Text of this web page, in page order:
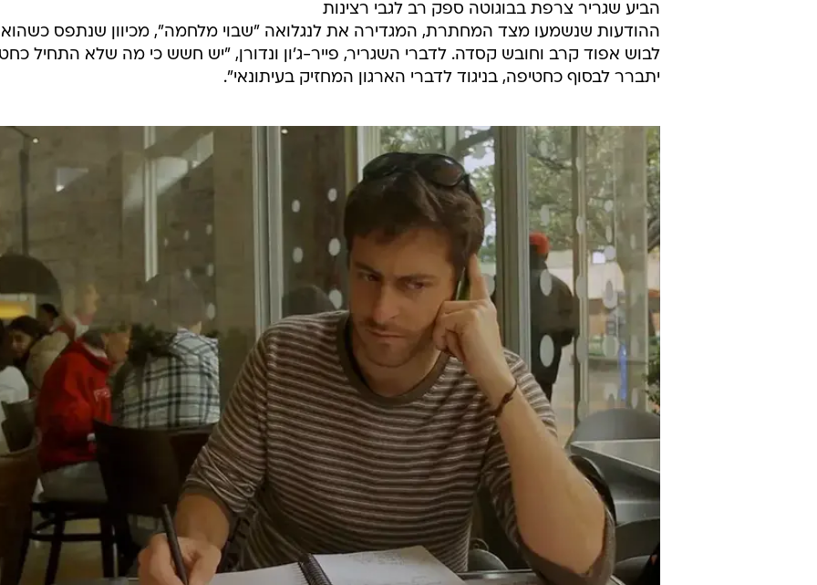
הביע שגריר צרפת בבוגוטה ספק רב לגבי רצינות
ההודעות שנשמעו מצד המחתרת, המגדירה את לנגלואה "שבוי מלחמה", מכיוון שנתפס כשהוא
לבוש אפוד קרב וחובש קסדה. לדברי השגריר, פייר-ג'ון ונדורן, "יש חשש כי מה שלא התחיל
יתברר לבסוף כחטיפה, בניגוד לדברי הארגון המחזיק בעיתונאי".